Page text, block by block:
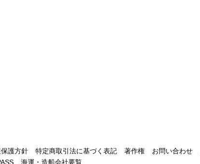
護方針 特定商取引法に基づく表記 著作権 お問い合わせ
海運・造船会社要覧